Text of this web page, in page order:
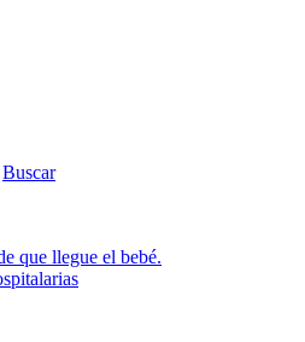
Buscar
que llegue el bebé.